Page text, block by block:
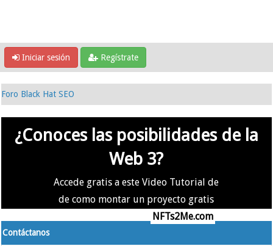
Iniciar sesión Regístrate
Foro Black Hat SEO
¿Conoces las posibilidades de la
Web 3?
Accede gratis a este Video Tutorial de
de como montar un proyecto gratis
NFTs2Me.com
Contáctanos